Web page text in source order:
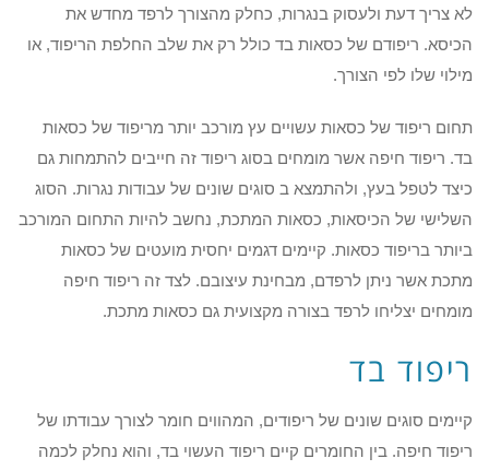
לא צריך דעת ולעסוק בנגרות, כחלק מהצורך לרפד מחדש את
הכיסא. ריפודם של כסאות בד כולל רק את שלב החלפת הריפוד, או
מילוי שלו לפי הצורך.
תחום ריפוד של כסאות עשויים עץ מורכב יותר מריפוד של כסאות
בד. ריפוד חיפה אשר מומחים בסוג ריפוד זה חייבים להתמחות גם
כיצד לטפל בעץ, ולהתמצא ב סוגים שונים של עבודות נגרות. הסוג
השלישי של הכיסאות, כסאות המתכת, נחשב להיות התחום המורכב
ביותר בריפוד כסאות. קיימים דגמים יחסית מועטים של כסאות
מתכת אשר ניתן לרפדם, מבחינת עיצובם. לצד זה ריפוד חיפה
מומחים יצליחו לרפד בצורה מקצועית גם כסאות מתכת.
ריפוד בד
קיימים סוגים שונים של ריפודים, המהווים חומר לצורך עבודתו של
ריפוד חיפה. בין החומרים קיים ריפוד העשוי בד, והוא נחלק לכמה